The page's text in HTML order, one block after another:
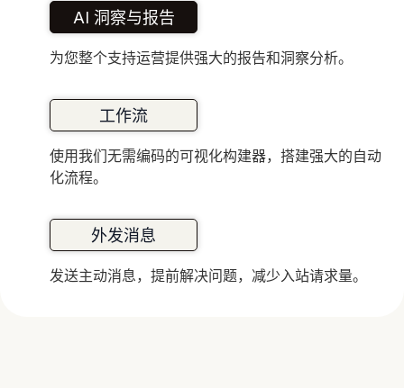
AI 洞察与报告
为您整个支持运营提供强大的报告和洞察分析。
工作流
使用我们无需编码的可视化构建器，搭建强大的自动
化流程。
外发消息
发送主动消息，提前解决问题，减少入站请求量。